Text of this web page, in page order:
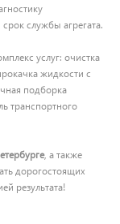
службы агрегата.
услуг: очистка
жидкости с
подборка
транспортного
, а также
дорогостоящих
результата!